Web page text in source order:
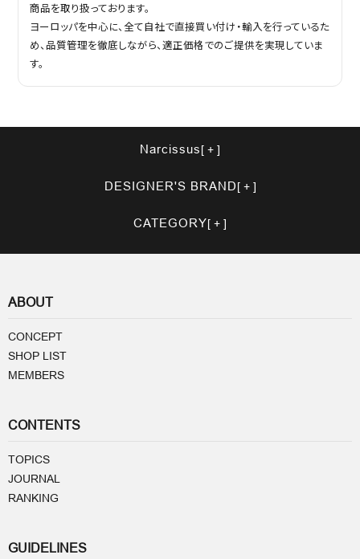
商品を取り扱っております。
ヨーロッパを中心に、全て自社で直接買い付け・輸入を行っているた
め、品質管理を徹底しながら、適正価格でのご提供を実現していま
す。
Narcissus
DESIGNER'S BRAND
CATEGORY
ABOUT
CONCEPT
SHOP LIST
MEMBERS
CONTENTS
TOPICS
JOURNAL
RANKING
GUIDELINES